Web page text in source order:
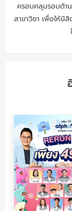
ครอบคลุมรอบด้า
สาขาวิชา เพื่อให้นิ